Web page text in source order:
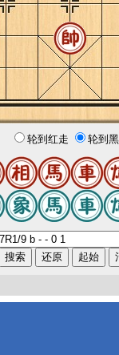
轮到红走 轮到